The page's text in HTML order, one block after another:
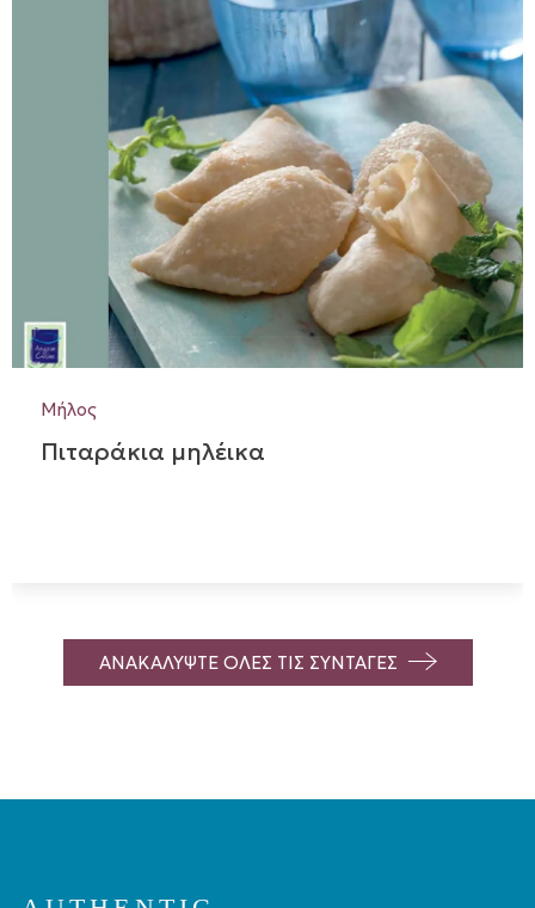
Μήλος
Πιταράκια μηλέικα
ΑΝΑΚΑΛΥΨΤΕ ΟΛΕΣ ΤΙΣ ΣΥΝΤΑΓΕΣ